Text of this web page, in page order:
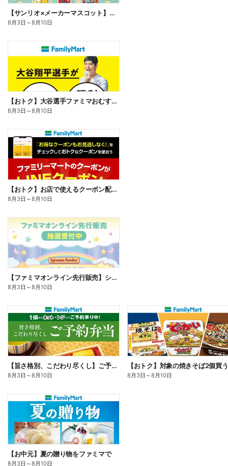
【サンリオ×メーカーマスコット】オリジナルグッズ貰える!
8月3日 ～8月10日
【おトク】大谷選手ファミマおむすび割
8月3日 ～8月10日
【おトク】お店で使えるクーポン配信中
8月3日 ～8月10日
【ファミマオンライン先行販売】シルバニアファミリー
8月3日 ～8月10日
【旨さ格別、こだわり尽くし】ご予約弁当
8月3日 ～8月10日 8月3日 ～8月10日
【お中元】夏の贈り物をファミマで
8月3日 ～8月10日